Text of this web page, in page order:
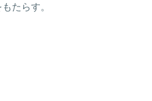
たらす。